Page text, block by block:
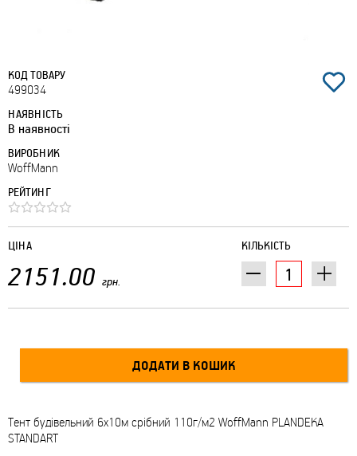
КОД ТОВАРУ
499034
НАЯВНІСТЬ
В наявності
ВИРОБНИК
WoffMann
РЕЙТИНГ
КІЛЬКІСТЬ
ЦІНА
2151.00 грн.
Тент будівельний 6х10м срібний 110г/м2 WoffMann PLANDEKA
STANDART